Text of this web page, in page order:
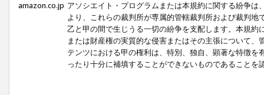
amazon.co.jp アソシエイト・プログラムまたは本規約に関する紛争
より、これらの裁判所が専属的管轄裁判所および裁判
乙と甲の間で生じうる一切の紛争を支配します。本規
または財産権の実質的な侵害またはその主張について
テンツにおける甲の権利は、特別、独自、顕著な特徴
ったり十分に補填することができないものであることを